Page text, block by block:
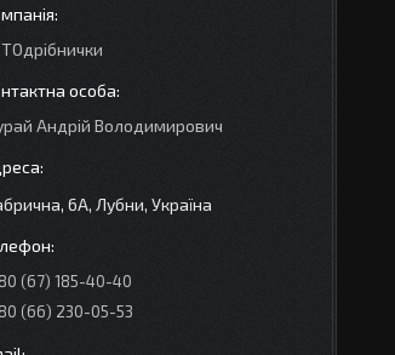
Андрій Володимирович
6А, Лубни, Україна
(67) 185-40-40
(66) 230-05-53